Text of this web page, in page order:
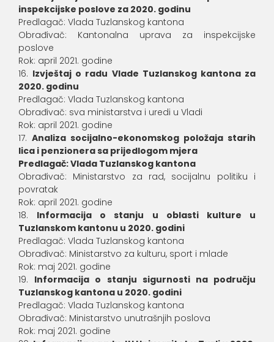
inspekcijske poslove za 2020. godinu
Predlagač: Vlada Tuzlanskog kantona
Obrađivač: Kantonalna uprava za inspekcijske
poslove
Rok: april 2021. godine
Izvještaj o radu Vlade Tuzlanskog kantona za
2020. godinu
Predlagač: Vlada Tuzlanskog kantona
Obrađivač: sva ministarstva i uredi u Vladi
Rok: april 2021. godine
Analiza socijalno-ekonomskog položaja starih
lica i penzionera sa prijedlogom mjera
Predlagač: Vlada Tuzlanskog kantona
Obrađivač: Ministarstvo za rad, socijalnu politiku i
povratak
Rok: april 2021. godine
Informacija o stanju u oblasti kulture u
Tuzlanskom kantonu u 2020. godini
Predlagač: Vlada Tuzlanskog kantona
Obrađivač: Ministarstvo za kulturu, sport i mlade
Rok: maj 2021. godine
Informacija o stanju sigurnosti na području
Tuzlanskog kantona u 2020. godini
Predlagač: Vlada Tuzlanskog kantona
Obrađivač: Ministarstvo unutrašnjih poslova
Rok: maj 2021. godine